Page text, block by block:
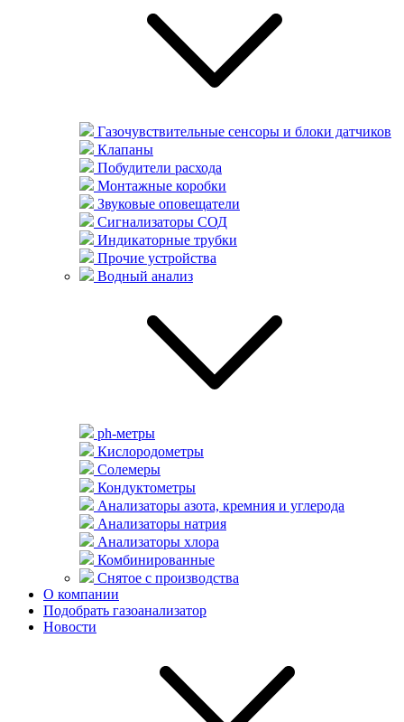
Газочувствительные сенсоры и блоки датчиков
Клапаны
Побудители расхода
Монтажные коробки
Звуковые оповещатели
Сигнализаторы СОД
Индикаторные трубки
Прочие устройства
Водный анализ
ph-метры
Кислородометры
Солемеры
Кондуктометры
Анализаторы азота, кремния и углерода
Анализаторы натрия
Анализаторы хлора
Комбинированные
Снятое с производства
О компании
Подобрать газоанализатор
Новости